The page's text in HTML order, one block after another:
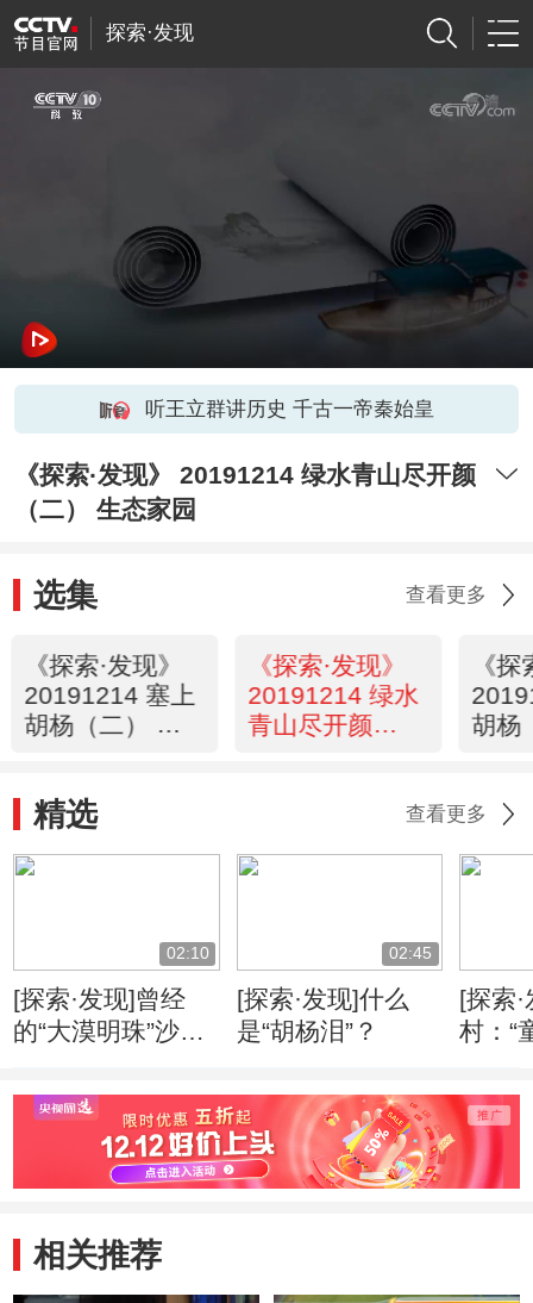
探索·发现
听王立群讲历史 千古一帝秦始皇
《探索·发现》 20191214 绿水青山尽开颜
（二） 生态家园
选集 查看更多
《探索·发现》
20191214 塞上
胡杨（二） 丝
《探索·发现》
20191214 绿水
青山尽开颜
《
胡杨
精选 查看更多
02:10
[探索·发现]曾经
的“大漠明珠”沙化
02:45
[探索·发现]什么
是“胡杨泪”？
[探索
村：“
相关推荐